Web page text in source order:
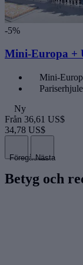
-5%
Mini-Europa +
Mini-
Ny
Från 36,61 US$
34,78 US$
Föregående
Nästa
Betyg och